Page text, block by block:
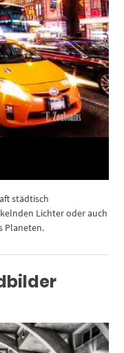
städtisch
Lichter oder auch
Planeten.